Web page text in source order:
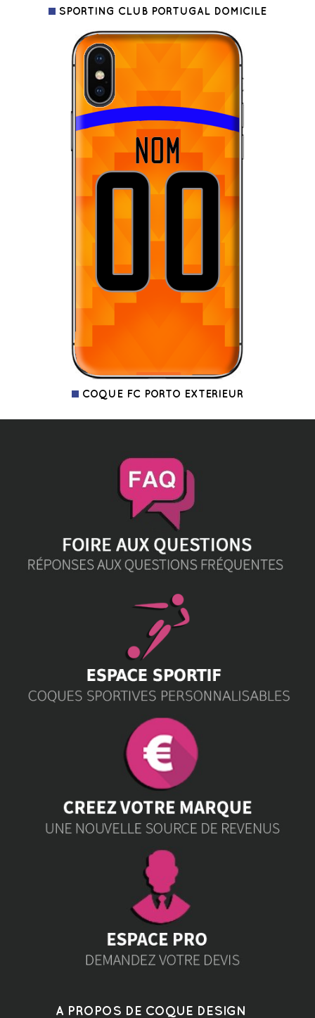
SPORTING CLUB PORTUGAL DOMICILE
COQUE FC PORTO EXTERIEUR
A PROPOS DE COQUE DESIGN